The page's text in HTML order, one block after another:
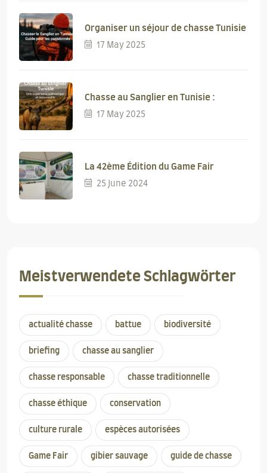
Organiser un séjour de chasse Tunisie
17 May 2025
Chasse au Sanglier en Tunisie :
17 May 2025
La 42ème Édition du Game Fair
25 June 2024
Meistverwendete Schlagwörter
actualité chasse battue biodiversité
briefing chasse au sanglier
chasse responsable chasse traditionnelle
chasse éthique conservation
culture rurale espèces autorisées
Game Fair gibier sauvage guide de chasse